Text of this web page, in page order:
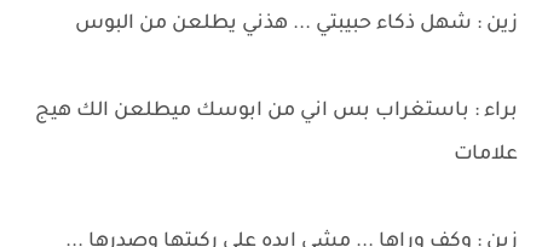
زين : شهل ذكاء حبيبتي ... هذني يطلعن من البوس
براء : باستغراب بس اني من ابوسك ميطلعن الك هيج
علامات
زين : وكف وراها ... مشي ايده على ركبتها وصدرها ...